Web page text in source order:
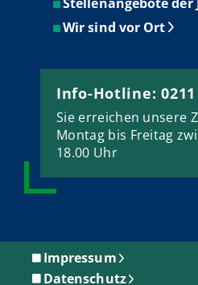
Wir sind vor Ort
Info-Hotline: 0211
Sie erreichen unsere
Montag bis Freitag
18.00 Uhr
Impressum
Datenschutz